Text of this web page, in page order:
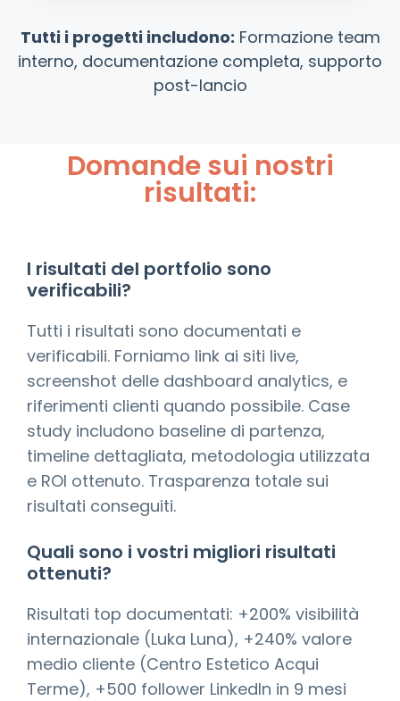
Tutti i progetti includono: Formazione team
interno, documentazione completa, supporto
post-lancio
Domande sui nostri
risultati:
I risultati del portfolio sono
verificabili?
Tutti i risultati sono documentati e
verificabili. Forniamo link ai siti live,
screenshot delle dashboard analytics, e
riferimenti clienti quando possibile. Case
study includono baseline di partenza,
timeline dettagliata, metodologia utilizzata
e ROI ottenuto. Trasparenza totale sui
risultati conseguiti.
Quali sono i vostri migliori risultati
ottenuti?
Risultati top documentati: +200% visibilità
internazionale (Luka Luna), +240% valore
medio cliente (Centro Estetico Acqui
Terme), +500 follower LinkedIn in 9 mesi